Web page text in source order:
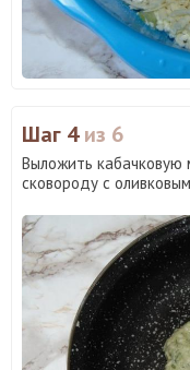
Шаг 4из 6
Выложить кабачковую
сковороду с